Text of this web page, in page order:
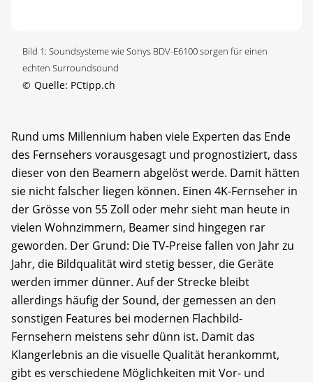
Bild 1: Soundsysteme wie Sonys BDV-E6100 sorgen für einen
echten Surroundsound
© Quelle: PCtipp.ch
Rund ums Millennium haben viele Experten das Ende
des Fernsehers vorausgesagt und prognostiziert, dass
dieser von den Beamern abgelöst werde. Damit hätten
sie nicht falscher liegen können. Einen 4K-Fernseher in
der Grösse von 55 Zoll oder mehr sieht man heute in
vielen Wohnzimmern, Beamer sind hingegen rar
geworden. Der Grund: Die TV-Preise fallen von Jahr zu
Jahr, die Bildqualität wird stetig besser, die Geräte
werden immer dünner. Auf der Strecke bleibt
allerdings häufig der Sound, der gemessen an den
sonstigen Features bei modernen Flachbild-
Fernsehern meistens sehr dünn ist. Damit das
Klangerlebnis an die visuelle Qualität herankommt,
gibt es verschiedene Möglichkeiten mit Vor- und